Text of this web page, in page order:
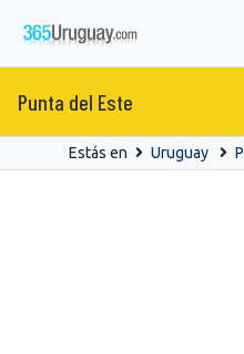
Punta del Este
Estás en Uruguay